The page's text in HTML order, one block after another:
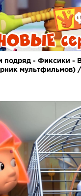
подряд - Фиксики -
мультфильмов)